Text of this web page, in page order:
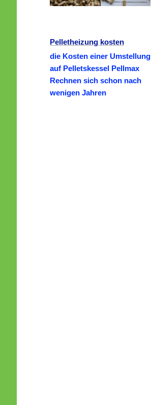
Pelletheizung kosten
die Kosten einer Umstellung
auf Pelletskessel Pellmax
Rechnen sich schon nach
wenigen Jahren